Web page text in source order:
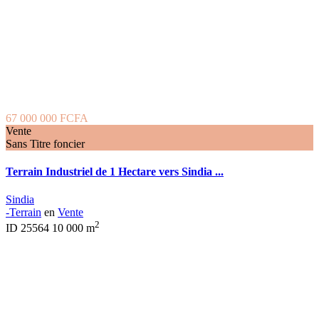
67 000 000 FCFA
Vente
Sans Titre foncier
Terrain Industriel de 1 Hectare vers Sindia ...
Sindia
-Terrain en Vente
ID 25564 10 000 m2